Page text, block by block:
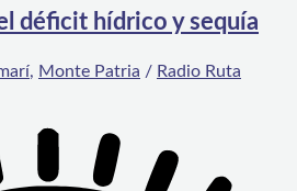
déficit hídrico y sequía
, Monte Patria / Radio Ruta